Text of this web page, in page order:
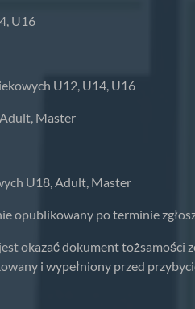
U16
U12, U14, U16
Master
U18, Adult, Master
opublikowany po terminie
okazać dokument
i wypełniony przed